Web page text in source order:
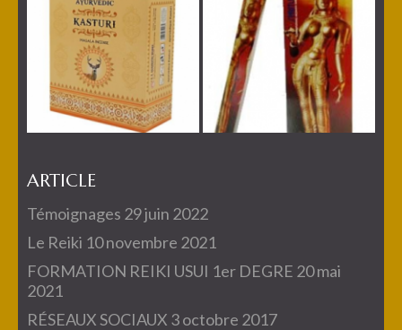
ARTICLE
Témoignages 29 juin 2022
Le Reiki 10 novembre 2021
FORMATION REIKI USUI 1er DEGRE 20 mai
2021
RÉSEAUX SOCIAUX 3 octobre 2017